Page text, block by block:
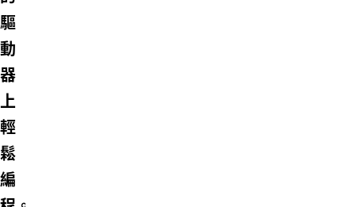
驅
動
器
上
輕
鬆
編